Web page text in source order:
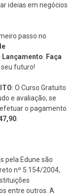
ideias em negócios
passo no
Faça
futuro!
: O Curso Gratuito
e avaliação, se
o pagamento
pela Edune são
nº 5.154/2004,
entre outros. A